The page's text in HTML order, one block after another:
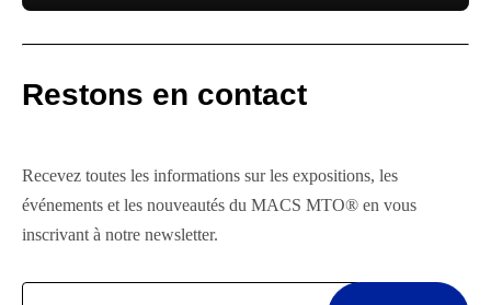
Restons en contact
Recevez toutes les informations sur les expositions, les
événements et les nouveautés du MACS MTO® en vous
inscrivant à notre newsletter.